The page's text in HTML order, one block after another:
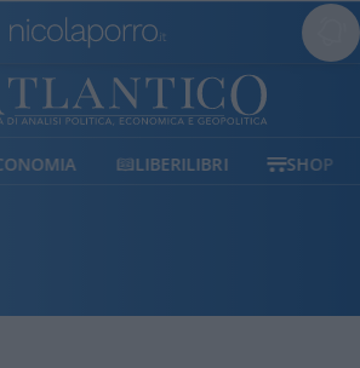
LIBERILIBRI SHOP SOSTIENICI